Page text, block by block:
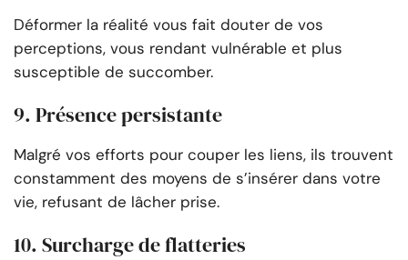
Déformer la réalité vous fait douter de vos
perceptions, vous rendant vulnérable et plus
susceptible de succomber.
9. Présence persistante
Malgré vos efforts pour couper les liens, ils trouvent
constamment des moyens de s’insérer dans votre
vie, refusant de lâcher prise.
10. Surcharge de flatteries